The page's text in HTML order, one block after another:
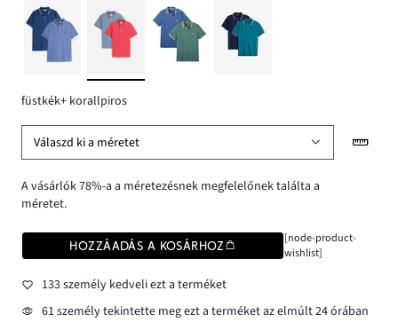
füstkék+ korallpiros
Válaszd ki a méretet
A vásárlók 78%-a a méretezésnek megfelelőnek találta a
méretet.
HOZZÁADÁS A KOSÁRHOZ
[node-product-
wishlist]
133 személy kedveli ezt a terméket
61 személy tekintette meg ezt a terméket az elmúlt 24 órában